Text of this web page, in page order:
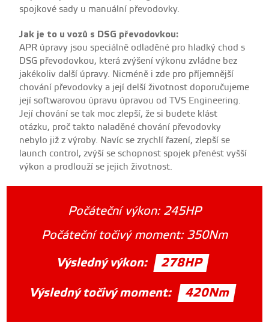
spojkové sady u manuální převodovky.
Jak je to u vozů s DSG převodovkou:
APR úpravy jsou speciálně odladěné pro hladký chod s
DSG převodovkou, která zvýšení výkonu zvládne bez
jakékoliv další úpravy. Nicméně i zde pro příjemnější
chování převodovky a její delší životnost doporučujeme
její softwarovou úpravu úpravou od TVS Engineering.
Její chování se tak moc zlepší, že si budete klást
otázku, proč takto naladěné chování převodovky
nebylo již z výroby. Navíc se zrychlí řazení, zlepší se
launch control, zvýší se schopnost spojek přenést vyšší
výkon a prodlouží se jejich životnost.
Počáteční výkon: 245HP
Počáteční točivý moment: 350Nm
Výsledný výkon: 278HP
Výsledný točivý moment: 420Nm